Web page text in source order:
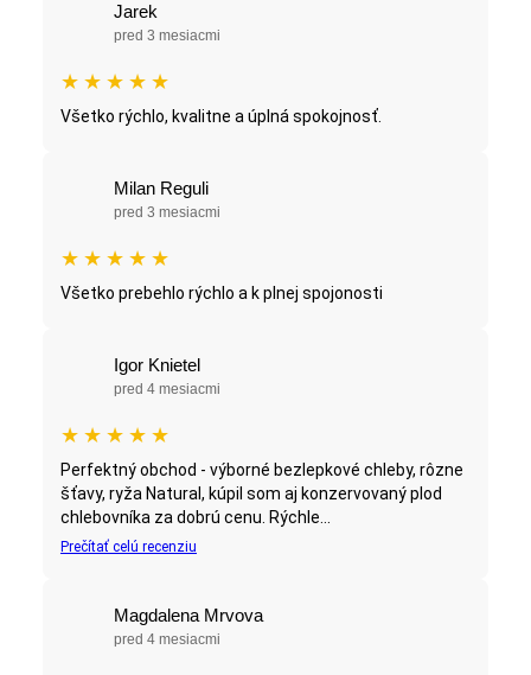
Jarek
pred 3 mesiacmi
★ ★ ★ ★ ★
Všetko rýchlo, kvalitne a úplná spokojnosť.
Milan Reguli
pred 3 mesiacmi
★ ★ ★ ★ ★
Všetko prebehlo rýchlo a k plnej spojonosti
Igor Knietel
pred 4 mesiacmi
★ ★ ★ ★ ★
Perfektný obchod - výborné bezlepkové chleby, rôzne
šťavy, ryža Natural, kúpil som aj konzervovaný plod
chlebovníka za dobrú cenu. Rýchle...
Prečítať celú recenziu
Magdalena Mrvova
pred 4 mesiacmi